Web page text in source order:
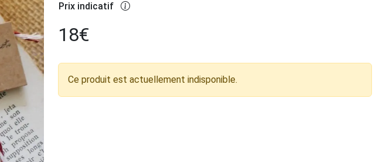
Prix indicatif
18€
Ce produit est actuellement indisponible.